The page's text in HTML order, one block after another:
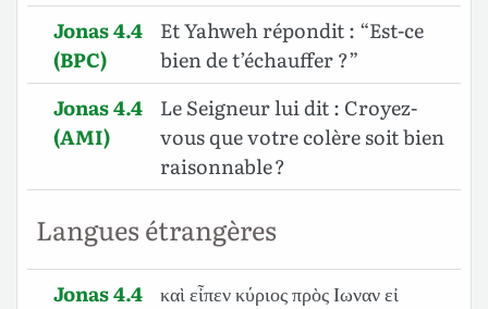
Jonas 4.4
(BPC)
Et Yahweh répondit : “Est-ce
bien de t’échauffer ?”
Jonas 4.4
(AMI)
Le Seigneur lui dit : Croyez-
vous que votre colère soit bien
raisonnable ?
Langues étrangères
Jonas 4.4 καὶ εἶπεν κύριος πρὸς Ιωναν εἰ